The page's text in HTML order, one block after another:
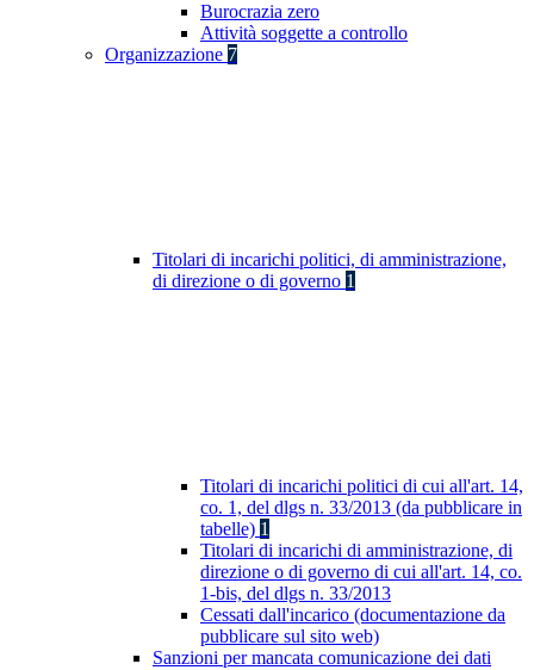
Burocrazia zero
Attività soggette a controllo
Organizzazione 7
Titolari di incarichi politici, di amministrazione,
di direzione o di governo 1
Titolari di incarichi politici di cui all'art. 14,
co. 1, del dlgs n. 33/2013 (da pubblicare in
tabelle) 1
Titolari di incarichi di amministrazione, di
direzione o di governo di cui all'art. 14, co.
1-bis, del dlgs n. 33/2013
Cessati dall'incarico (documentazione da
pubblicare sul sito web)
Sanzioni per mancata comunicazione dei dati